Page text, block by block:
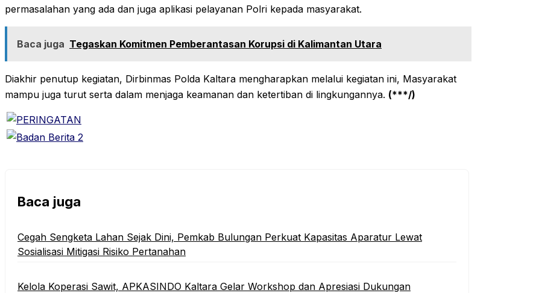
permasalahan yang ada dan juga aplikasi pelayanan Polri kepada masyarakat.
Baca juga Tegaskan Komitmen Pemberantasan Korupsi di Kalimantan Utara
Diakhir penutup kegiatan, Dirbinmas Polda Kaltara mengharapkan melalui kegiatan ini, Masyarakat
mampu juga turut serta dalam menjaga keamanan dan ketertiban di lingkungannya. (***/)
Baca juga
Cegah Sengketa Lahan Sejak Dini, Pemkab Bulungan Perkuat Kapasitas Aparatur Lewat
Sosialisasi Mitigasi Risiko Pertanahan
Kelola Koperasi Sawit, APKASINDO Kaltara Gelar Workshop dan Apresiasi Dukungan